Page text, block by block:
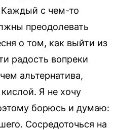
Каждый с чем-то
преодолевать
о том, как выйти из
радость вопреки
альтернатива,
Я не хочу
борюсь и думаю:
Сосредоточься на